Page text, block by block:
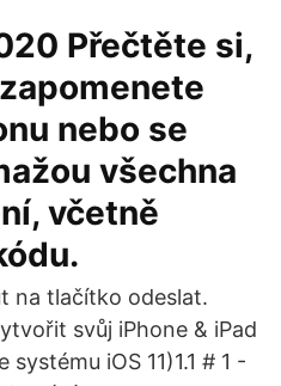
Přečtěte si,
nebo se
všechna
včetně
na tlačítko odeslat.
svůj iPhone & iPad
iOS 11)1.1 # 1 -